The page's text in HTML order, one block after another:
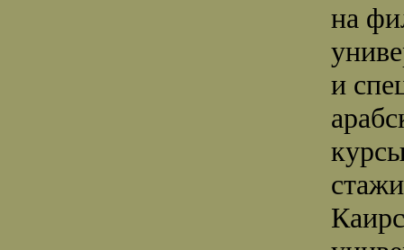
на
и